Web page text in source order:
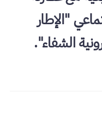
"الإطار
الشفاء".